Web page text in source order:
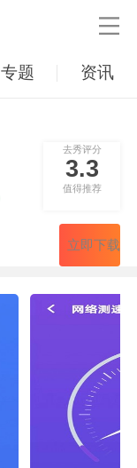

专题 资讯
去秀评分
3.3
值得推荐
立即下载